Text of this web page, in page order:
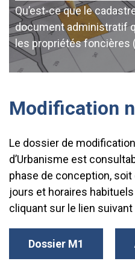
Qu’est-ce que le
document administratif
les propriétés foncières
Modification
Le dossier de modification
d’Urbanisme est
phase de conception,
jours et horaires habituels
cliquant sur le lien suivant
Dossier M1